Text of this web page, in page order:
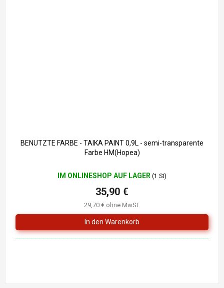
BENUTZTE FARBE - TAIKA PAINT 0,9L - semi-transparente
Farbe HM(Hopea)
IM ONLINESHOP AUF LAGER (1 St)
29,70 € ohne MwSt.
35,90 €